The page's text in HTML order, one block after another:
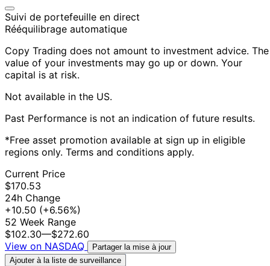
Suivi de portefeuille en direct
Rééquilibrage automatique
Copy Trading does not amount to investment advice. The
value of your investments may go up or down. Your
capital is at risk.
Not available in the US.
Past Performance is not an indication of future results.
*Free asset promotion available at sign up in eligible
regions only. Terms and conditions apply.
Current Price
$170.53
24h Change
+10.50 (+6.56%)
52 Week Range
$102.30—$272.60
View on NASDAQ
Partager la mise à jour
Ajouter à la liste de surveillance